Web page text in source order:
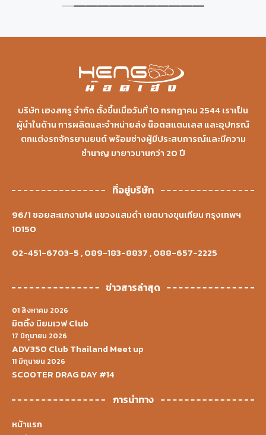
บริษัท เฮงสกรู จำกัด ตั้งขึ้นเมื่อวันที่ 10 กรกฎาคม 2544 เราเป็น
ผู้นำในด้าน การผลิตและจำหน่ายส่ง น๊อตสแตนเลส และอุปกรณ์
ตกแต่งรถจักรยานยนต์ พร้อมช่างผู้มีประสบการณ์และมีความ
ชำนาญ มายาวนานกว่า 20 ปี
ที่อยู่บริษัท
96/1 ซอยสะแกงาม14 แขวงแสมดำ เขตบางขุนเทียน กรุงเทพฯ
10150
02-451-6703-5,089-183-8837,088-657-2225
ข่าวสารล่าสุด
01 สิงหาคม 2026
มิตติ้ง นิยมเวฟ Club
17 มิถุนายน 2026
ADV350 Club Thailand Meet up
11 มิถุนายน 2026
SCOOTER DRAG DAY #14
การนำทาง
หน้าแรก